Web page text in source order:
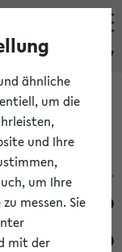
eKVV
ähnliche
um die
und Ihre
um Ihre
messen. Sie
mit der